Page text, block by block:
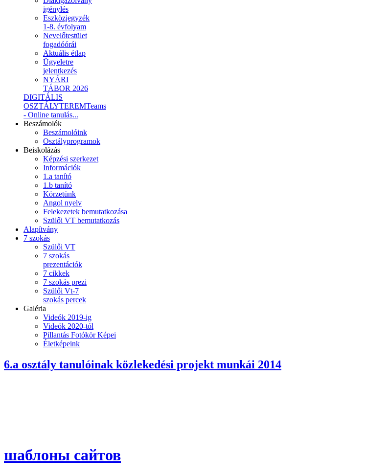
igénylés
Eszközjegyzék
1-8. évfolyam
Nevelőtestület
fogadóórái
Aktuális étlap
Ügyeletre
jelentkezés
NYÁRI
TÁBOR 2026
DIGITÁLIS
OSZTÁLYTEREMTeams
- Online tanulás...
Beszámolók
Beszámolóink
Osztályprogramok
Beiskolázás
Képzési szerkezet
Információk
1.a tanító
1.b tanító
Körzetünk
Angol nyelv
Felekezetek bemutatkozása
Szülői VT bemutatkozás
Alapítvány
7 szokás
Szülői VT
7 szokás
prezentációk
7 cikkek
7 szokás prezi
Szülői Vt-7
szokás percek
Galéria
Videók 2019-ig
Videók 2020-tól
Pillantás Fotókör Képei
Életképeink
6.a osztály tanulóinak közlekedési projekt munkái 2014
шаблоны сайтов